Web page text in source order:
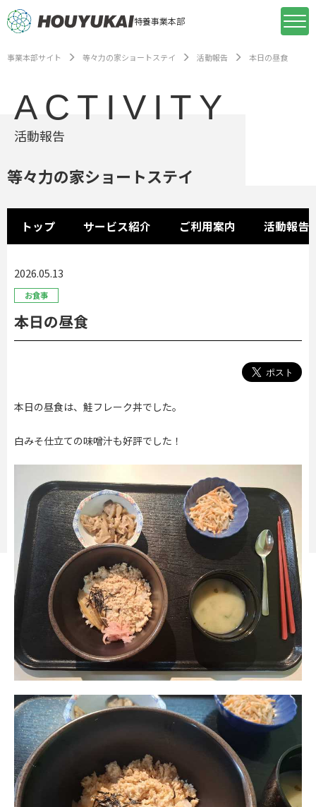
特養事業本部
事業本部サイト 等々力の家ショートステイ 活動報告 本日の昼食
ACTIVITY
活動報告
等々力の家ショートステイ
トップ サービス紹介 ご利用案内 活動報告
2026.05.13
お食事
本日の昼食
本日の昼食は、鮭フレーク丼でした。
白みそ仕立ての味噌汁も好評でした！